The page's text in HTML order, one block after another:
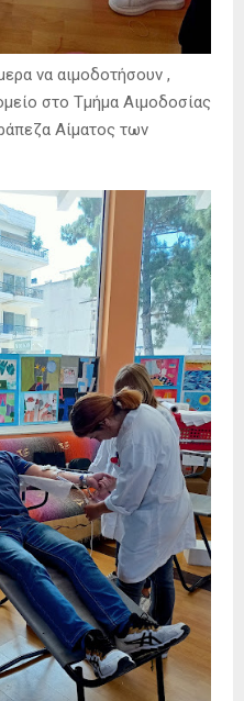
να αιμοδοτήσουν ,
στο Τμήμα Αιμοδοσίας
Αίματος των